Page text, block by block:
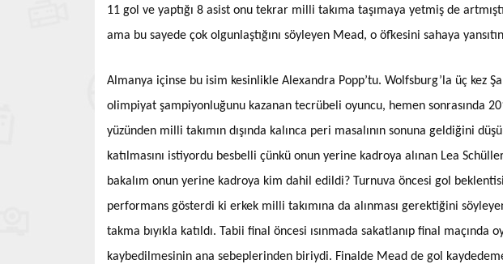
11 gol ve yaptığı 8 asist onu tekrar milli takıma taşımaya yetmiş de
ama bu sayede çok olgunlaştığını söyleyen Mead, o öfkesini sahaya
Almanya içinse bu isim kesinlikle Alexandra Popp’tu. Wolfsburg’la üç kez
olimpiyat şampiyonluğunu kazanan tecrübeli oyuncu, hemen sonrasında
yüzünden milli takımın dışında kalınca peri masalının sonuna geldiğini
katılmasını istiyordu besbelli çünkü onun yerine kadroya alınan Lea
bakalım onun yerine kadroya kim dahil edildi? Turnuva öncesi gol
performans gösterdi ki erkek milli takımına da alınması gerektiğini
takma bıyıkla katıldı. Tabii final öncesi ısınmada sakatlanıp final maçında
kaybedilmesinin ana sebeplerinden biriydi. Finalde Mead de gol